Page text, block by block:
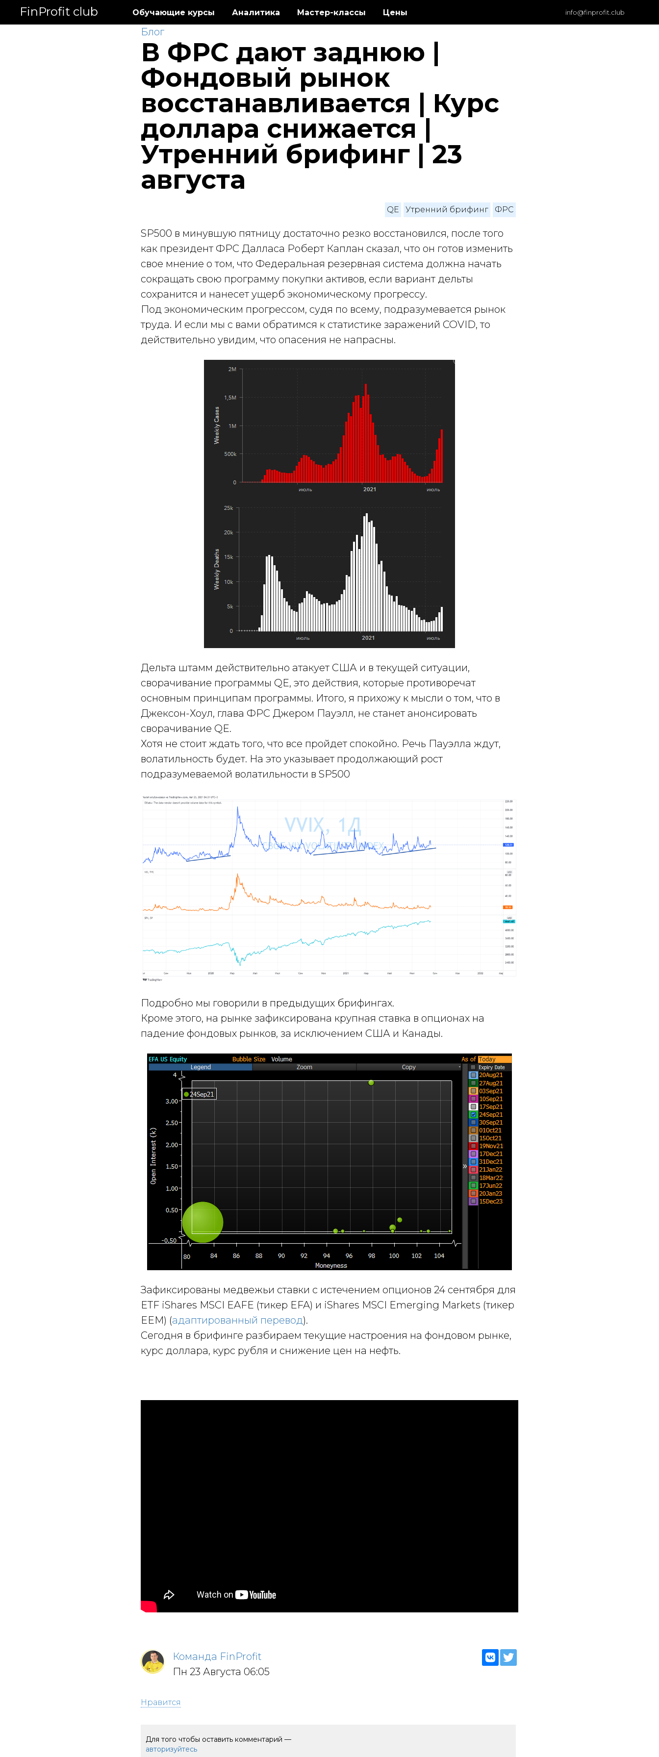
FinProfit club Обучающие курсы Аналитика Мастер-классы Цены info@finprofit.club
Блог
В ФРС дают заднюю |
Фондовый рынок
восстанавливается | Курс
доллара снижается |
Утренний брифинг | 23
августа
QE Утренний брифинг ФРС
SP500 в минувшую пятницу достаточно резко восстановился, после того
как президент ФРС Далласа Роберт Каплан сказал, что он готов изменить
свое мнение о том, что Федеральная резервная система должна начать
сокращать свою программу покупки активов, если вариант дельты
сохранится и нанесет ущерб экономическому прогрессу.
Под экономическим прогрессом, судя по всему, подразумевается рынок
труда. И если мы с вами обратимся к статистике заражений COVID, то
действительно увидим, что опасения не напрасны.
Дельта штамм действительно атакует США и в текущей ситуации,
сворачивание программы QE, это действия, которые противоречат
основным принципам программы. Итого, я прихожу к мысли о том, что в
Джексон-Хоул, глава ФРС Джером Пауэлл, не станет анонсировать
сворачивание QE.
Хотя не стоит ждать того, что все пройдет спокойно. Речь Пауэлла ждут,
волатильность будет. На это указывает продолжающий рост
подразумеваемой волатильности в SP500
Подробно мы говорили в предыдущих брифингах.
Кроме этого, на рынке зафиксирована крупная ставка в опционах на
падение фондовых рынков, за исключением США и Канады.
Зафиксированы медвежьи ставки с истечением опционов 24 сентября для
ETF iShares MSCI EAFE (тикер EFA) и iShares MSCI Emerging Markets (тикер
EEM) (адаптированный перевод).
Сегодня в брифинге разбираем текущие настроения на фондовом рынке,
курс доллара, курс рубля и снижение цен на нефть.
Команда FinProfit
Пн 23 Августа 06:05
Нравится
Для того чтобы оставить комментарий —
авторизуйтесь